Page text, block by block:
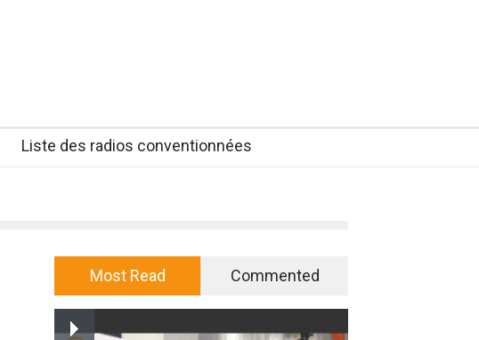
Liste des radios conventionnées
Most Read Commented